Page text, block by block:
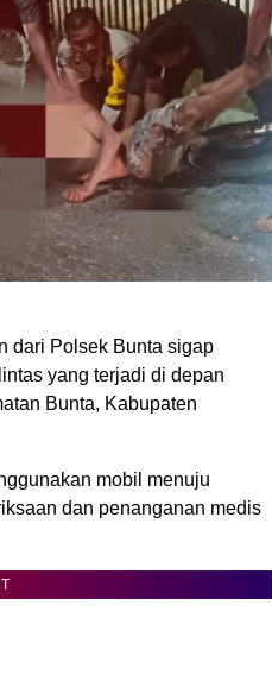
dari Polsek Bunta sigap
yang terjadi di depan
Bunta, Kabupaten
mobil menuju
dan penanganan medis